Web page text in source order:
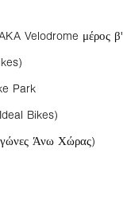
Velodrome μέρος β'
Park
Bikes)
Άνω Χώρας)